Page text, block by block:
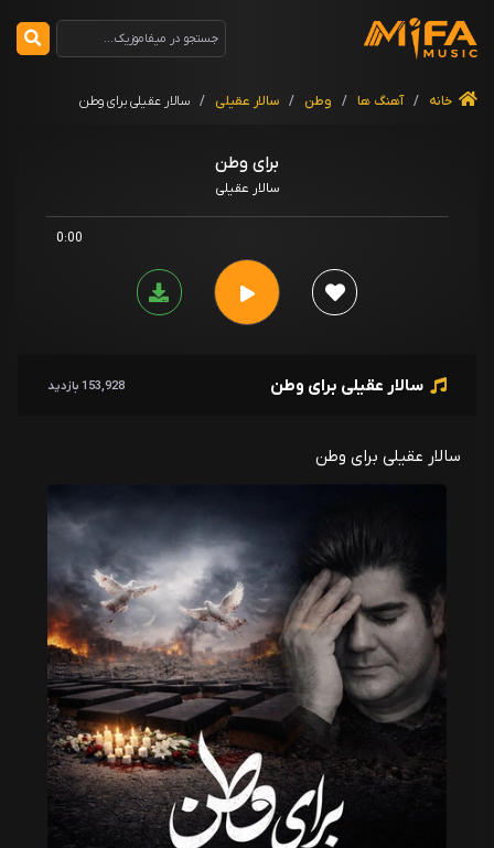
خانه / آهنگ ها / وطن / سالار عقیلی / سالار عقیلی برای وطن
برای وطن
سالار عقیلی
0:00
سالار عقیلی برای وطن 153,928 بازدید
سالار عقیلی برای وطن